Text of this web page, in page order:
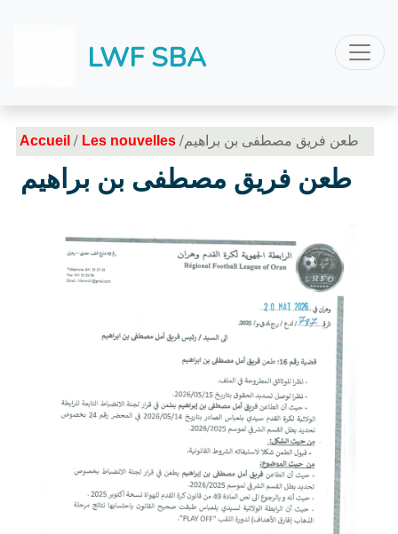
LWF SBA
Accueil/ Les nouvelles /طعن فريق مصطفى بن براهيم
طعن فريق مصطفى بن براهيم